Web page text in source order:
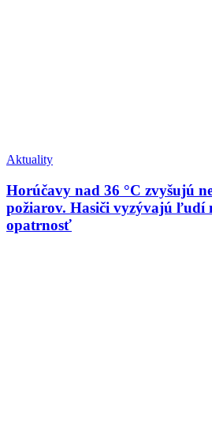
Aktuality
Horúčavy nad 36 °C zvyšujú
požiarov. Hasiči vyzývajú ľudí
opatrnosť